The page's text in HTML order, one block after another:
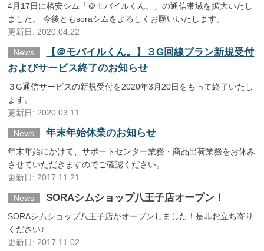
4月17日に格安シム「＠モバイルくん。」の通信帯域を拡大いたし
ました。 今後ともsoraシムをよろしくお願いいたします。
更新日: 2020.04.22
News
【＠モバイルくん。】３G回線プラン新規受付
およびサービス終了のお知らせ
３G通信サービスの新規受付を2020年3月20日をもって終了いたし
ます。
更新日: 2020.03.11
News 年末年始休業のお知らせ
年末年始にかけて、サポートセンター業務・商品出荷業務をお休み
させていただきますのでご確認ください。
更新日: 2017.11.21
News SORAシムショップ八王子店オープン！
SORAシムショップ八王子店がオープンしました！是非お立ち寄り
ください♪
更新日: 2017.11.02